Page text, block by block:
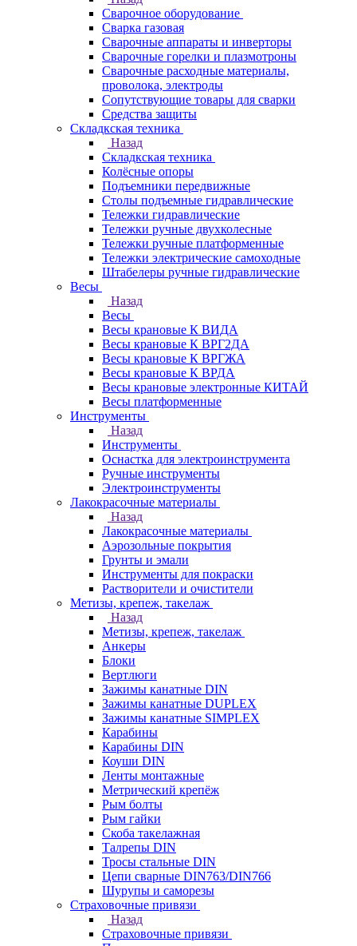
Сварочное оборудование
Сварка газовая
Сварочные аппараты и инверторы
Сварочные горелки и плазмотроны
Сварочные расходные материалы,
проволока, электроды
Сопутствующие товары для сварки
Средства защиты
Складкская техника
Назад
Складкская техника
Колёсные опоры
Подъемники передвижные
Столы подъемные гидравлические
Тележки гидравлические
Тележки ручные двухколесные
Тележки ручные платформенные
Тележки электрические самоходные
Штабелеры ручные гидравлические
Весы
Назад
Весы
Весы крановые К ВИДА
Весы крановые К ВРГ2ДА
Весы крановые К ВРГЖА
Весы крановые К ВРДА
Весы крановые электронные КИТАЙ
Весы платформенные
Инструменты
Назад
Инструменты
Оснастка для электроинструмента
Ручные инструменты
Электроинструменты
Лакокрасочные материалы
Назад
Лакокрасочные материалы
Аэрозольные покрытия
Грунты и эмали
Инструменты для покраски
Растворители и очистители
Метизы, крепеж, такелаж
Назад
Метизы, крепеж, такелаж
Анкеры
Блоки
Вертлюги
Зажимы канатные DIN
Зажимы канатные DUPLEX
Зажимы канатные SIMPLEX
Карабины
Карабины DIN
Коуши DIN
Ленты монтажные
Метрический крепёж
Рым болты
Рым гайки
Скоба такелажная
Талрепы DIN
Тросы стальные DIN
Цепи сварные DIN763/DIN766
Шурупы и саморезы
Страховочные привязи
Назад
Страховочные привязи